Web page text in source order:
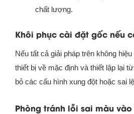
chất lượng.
Khôi phục cài đặt gốc nếu
Nếu tất cả giải pháp trên không
thiết bị về mặc định và thiết lập lại
bỏ các cấu hình xung đột hoặc sai
Phòng tránh lỗi sai màu